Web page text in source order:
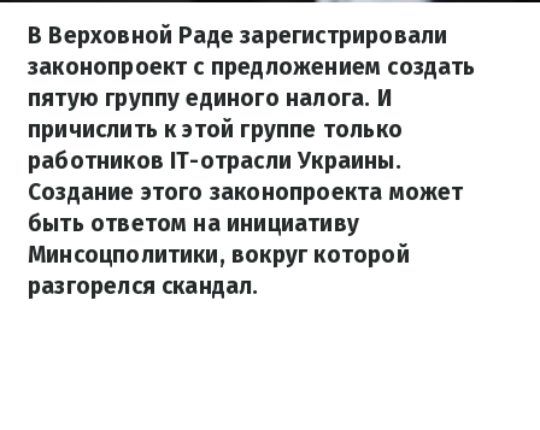
В Верховной Раде зарегистрировали
законопроект с предложением создать
пятую группу единого налога. И
причислить к этой группе только
работников IT-отрасли Украины.
Создание этого законопроекта может
быть ответом на инициативу
Минсоцполитики, вокруг которой
разгорелся скандал.